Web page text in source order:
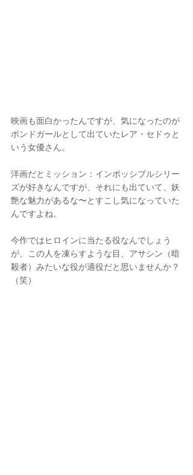
映画も面白かったんですが、気になったのが
ボンドガールとして出ていたレア・セドゥと
いう女優さん。
洋画だとミッション：インポッシブルシリー
ズが好きなんですが、それにも出ていて、妖
艶な魅力があるな〜とすこし気になっていた
んですよね。
今作ではヒロインに当たる役なんでしょう
が、この人を凍らすような目、アサシン（暗
殺者）みたいな役が適役だと思いませんか？
（笑）